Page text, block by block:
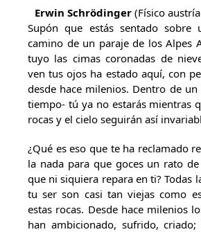
Erwin Schrödinger (Físico
Supón que estás sentado sobre
camino de un paraje de los Alpes
tuyo las cimas coronadas de
ven tus ojos ha estado aquí, con
desde hace milenios. Dentro de
tiempo- tú ya no estarás mientras
rocas y el cielo seguirán así
¿Qué es eso que te ha reclamado
la nada para que goces un rato
que ni siquiera repara en ti? Todas
tu ser son casi tan viejas como
estas rocas. Desde hace milenios
han ambicionado, sufrido,